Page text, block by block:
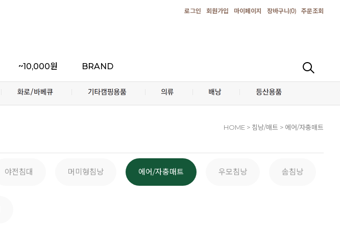
로그인 회원가입 마이페이지 장바구니(0) 주문조회
~10,000원 BRAND
HOME > 침낭/매트 > 에어/자충매트
야전침대 머미형침낭 에어/자충매트 우모침낭 솜침낭